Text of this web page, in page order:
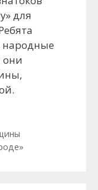
для
народные
они